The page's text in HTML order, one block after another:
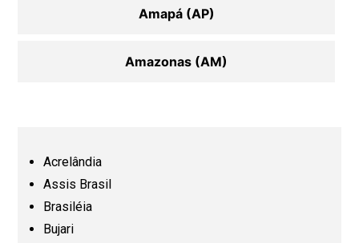
Amapá (AP)
Amazonas (AM)
Acrelândia
Assis Brasil
Brasiléia
Bujari